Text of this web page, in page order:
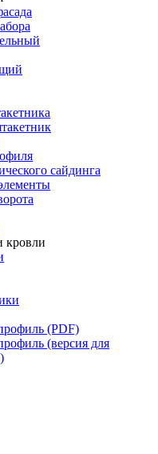
сайдинга
кровли
(PDF)
(версия для